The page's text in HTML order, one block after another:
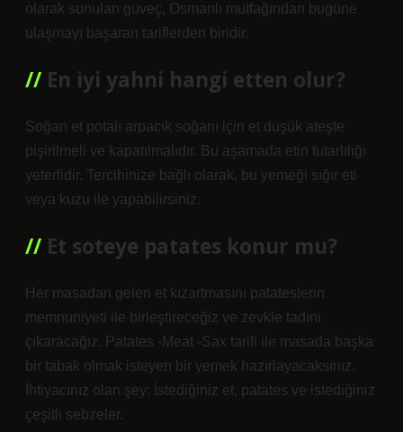
olarak sunulan güveç, Osmanlı mutfağından bugüne
ulaşmayı başaran tariflerden biridir.
En iyi yahni hangi etten olur?
Soğan et potalı arpacık soğanı için et düşük ateşte
pişirilmeli ve kapatılmalıdır. Bu aşamada etin tutarlılığı
yeterlidir. Tercihinize bağlı olarak, bu yemeği sığır eti
veya kuzu ile yapabilirsiniz.
Et soteye patates konur mu?
Her masadan gelen et kızartmasını patateslerin
memnuniyeti ile birleştireceğiz ve zevkle tadını
çıkaracağız. Patates -Meat -Sax tarifi ile masada başka
bir tabak olmak isteyen bir yemek hazırlayacaksınız.
İhtiyacınız olan şey: İstediğiniz et, patates ve istediğiniz
çeşitli sebzeler.